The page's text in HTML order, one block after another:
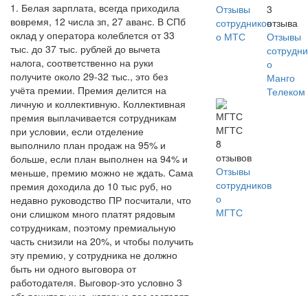
1. Белая зарплата, всегда приходила
вовремя, 12 числа зп, 27 аванс. В СПб
оклад у оператора колеблется от 33
тыс. до 37 тыс. рублей до вычета
налога, соответственно на руки
получите около 29-32 тыс., это без
учёта премии. Премия делится на
личную и коллективную. Коллективная
премия выплачивается сотрудникам
при условии, если отделение
выполнило план продаж на 95% и
больше, если план выполнен на 94% и
меньше, премию можно не ждать. Сама
премия доходила до 10 тыс руб, но
недавно руководство ПР посчитали, что
они слишком много платят рядовым
сотрудникам, поэтому премиальную
часть снизили на 20%, и чтобы получить
эту премию, у сотрудника не должно
быть ни одного выговора от
работодателя. Выговор-это условно 3
Отзывы
сотрудников
о МТС
3
отзыва
Отзывы
о
Манго
Телеком
МГТС
8
отзывов
Отзывы
сотрудников
о
МГТС